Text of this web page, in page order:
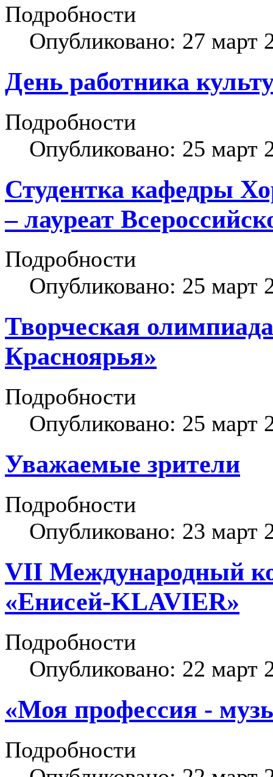
Подробности
Опубликовано: 27 март
День работника
Подробности
Опубликовано: 25 март
Студентка кафедры
– лауреат
Подробности
Опубликовано: 25 март
Творческая
Красноярья»
Подробности
Опубликовано: 25 март
Уважаемые зрители
Подробности
Опубликовано: 23 март
VII Международный
«Енисей-KLAVIER»
Подробности
Опубликовано: 22 март
«Моя профессия -
Подробности